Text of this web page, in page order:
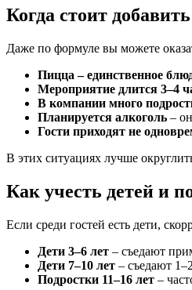
Когда стоит
Даже по формуле вы можете
Пицца – единственное
Мероприятие длится 3–4
В компании много
Планируется алкоголь –
Гости приходят не
В этих ситуациях лучше
Как учесть детей и
Если среди гостей есть дети,
Дети 3–6 лет – съедают
Дети 7–10 лет – съедают
Подростки 11–16 лет –